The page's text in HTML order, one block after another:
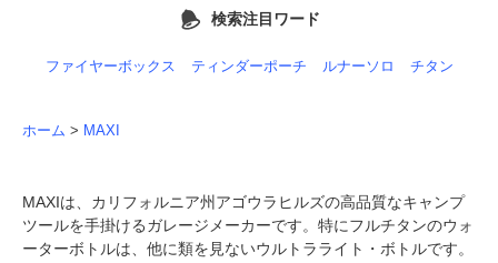
検索注目ワード
ファイヤーボックス ティンダーポーチ ルナーソロ チタン
ホーム > MAXI
MAXIは、カリフォルニア州アゴウラヒルズの高品質なキャンプ
ツールを手掛けるガレージメーカーです。特にフルチタンのウォ
ーターボトルは、他に類を見ないウルトラライト・ボトルです。